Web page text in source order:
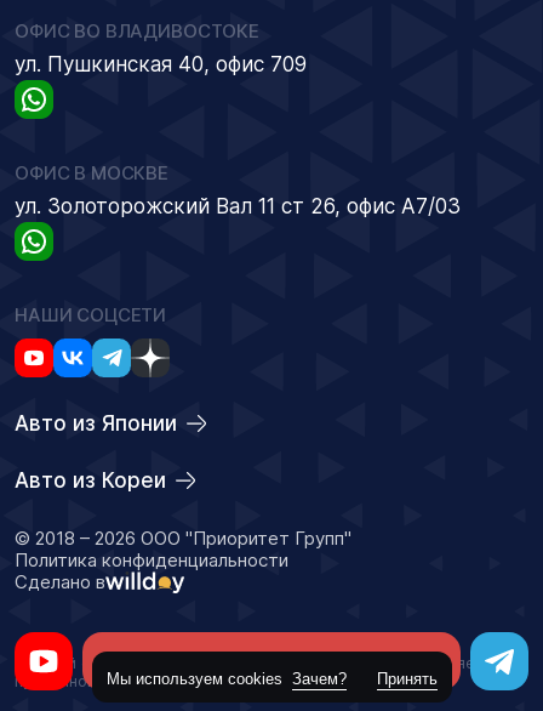
ОФИС ВО ВЛАДИВОСТОКЕ
ул. Пушкинская 40, офис 709
ОФИС В МОСКВЕ
ул. Золоторожский Вал 11 ст 26, офис А7/03
НАШИ СОЦСЕТИ
Авто из Японии
Авто из Кореи
© 2018 – 2026 ООО "Приоритет Групп"
Политика конфиденциальности
Сделано в
Данный сайт носит информационный характер и не является
публичной офертойМы используем cookies Зачем? Принять